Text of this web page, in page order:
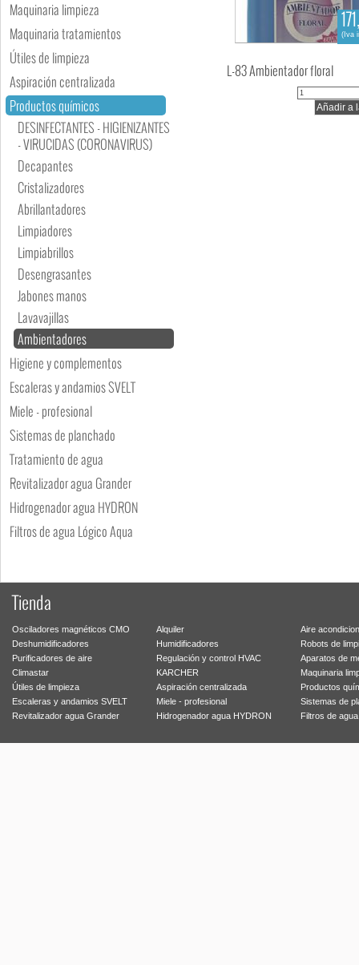
Maquinaria limpieza
Maquinaria tratamientos
Útiles de limpieza
Aspiración centralizada
Productos químicos
DESINFECTANTES - HIGIENIZANTES
- VIRUCIDAS (CORONAVIRUS)
Decapantes
Cristalizadores
Abrillantadores
Limpiadores
Limpiabrillos
Desengrasantes
Jabones manos
Lavavajillas
Ambientadores
Higiene y complementos
Escaleras y andamios SVELT
Miele - profesional
Sistemas de planchado
Tratamiento de agua
Revitalizador agua Grander
Hidrogenador agua HYDRON
Filtros de agua Lógico Aqua
L-83 Ambientador floral
(Iva
Tienda
Osciladores magnéticos CMO Alquiler
Aire
Deshumidificadores
Humidificadores
Robots de
Purificadores de aire
Regulación y control HVAC
Aparatos de
Climastar
KARCHER
Maquinaria
Útiles de limpieza
Aspiración centralizada
Productos
Escaleras y andamios SVELT
Miele - profesional
Sistemas de
Revitalizador agua Grander
Hidrogenador agua HYDRON Filtros de